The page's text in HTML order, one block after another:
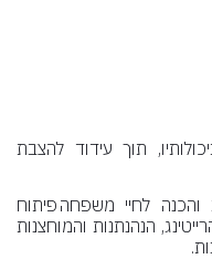
תוך עידוד להצבת
לחיי משפחה פיתוח
הנהנתנות והמוחצנות